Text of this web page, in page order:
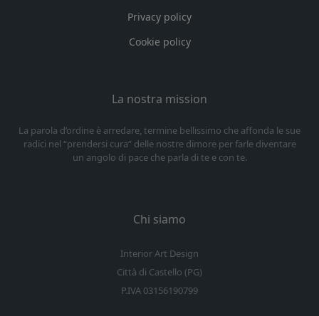
Privacy policy
Cookie policy
La nostra mission
La parola d’ordine è arredare, termine bellissimo che affonda le sue
radici nel “prendersi cura” delle nostre dimore per farle diventare
un angolo di pace che parla di te e con te.
Chi siamo
Interior Art Design
Città di Castello (PG)
P.IVA 03156190799